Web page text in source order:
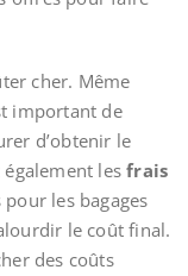
cher. Même
important de
d’obtenir le
lesfrais
les bagages
le coût final.
des coûts